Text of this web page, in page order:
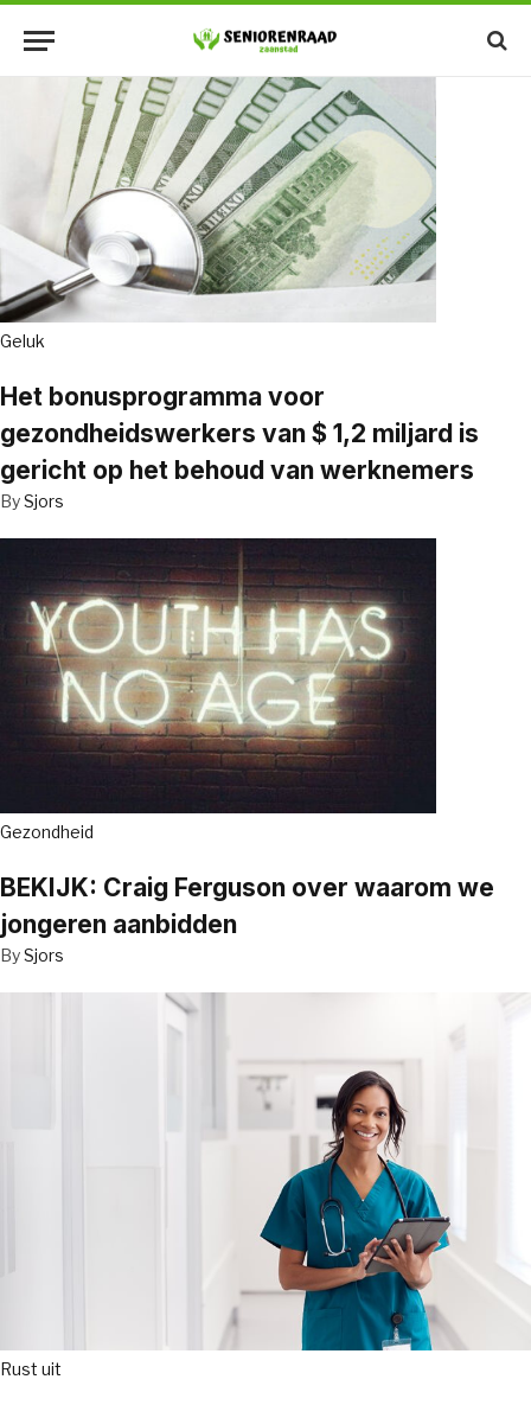
Geluk
Het bonusprogramma voor
gezondheidswerkers van $ 1,2 miljard is
gericht op het behoud van werknemers
BySjors
Gezondheid
BEKIJK: Craig Ferguson over waarom we
jongeren aanbidden
BySjors
Rust uit